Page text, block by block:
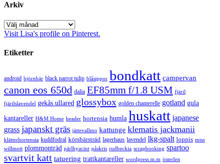
Arkiv
Arkiv
Visit Lisa's profile on Pinterest.
Etiketter
android björnbär black parrot tulip blåsippor bondkatt campervan
canon eos 650d dalia EF85mm f/1.8 USM fjäril
fjärilslavendel gekås ullared glossybox golden chanterelle gotland gula
kantareller H&M Home header hortensia humla huskatt japanese
grass japanskt gräs jättevallmo kattunge klematis jackmanii
klätterhortensia kuddfodral körsbärsträd lagerhaus lavendel lkg-spalt loppis miss
willmott plommonträd pärlhyacint påskris rudbeckia scrapbooking spartoo
svartvit katt tatuering trattkantareller wordpress m.m österlen